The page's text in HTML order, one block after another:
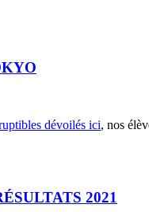
dévoilés ici, nos
2021